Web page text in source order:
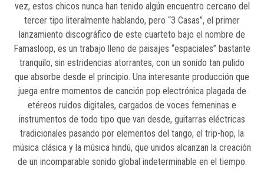
vez, estos chicos nunca han tenido algún encuentro cercano del
tercer tipo literalmente hablando, pero “3 Casas”, el primer
lanzamiento discográfico de este cuarteto bajo el nombre de
Famasloop, es un trabajo lleno de paisajes “espaciales” bastante
tranquilo, sin estridencias atorrantes, con un sonido tan pulido
que absorbe desde el principio. Una interesante producción que
juega entre momentos de canción pop electrónica plagada de
etéreos ruidos digitales, cargados de voces femeninas e
instrumentos de todo tipo que van desde, guitarras eléctricas
tradicionales pasando por elementos del tango, el trip-hop, la
música clásica y la música hindú, que unidos alcanzan la creación
de un incomparable sonido global indeterminable en el tiempo.